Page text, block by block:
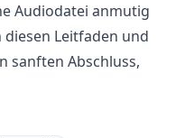
Audiodatei anmutig
Leitfaden und
sanften Abschluss,